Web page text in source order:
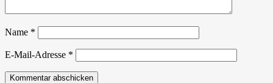
Name *
E-Mail-Adresse *